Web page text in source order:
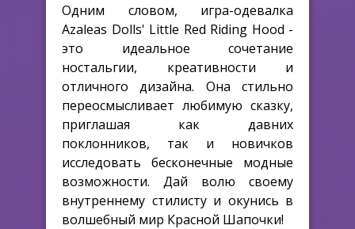
Одним словом, игра-одевалка
Azaleas Dolls' Little Red Riding Hood -
это идеальное сочетание
ностальгии, креативности и
отличного дизайна. Она стильно
переосмысливает любимую сказку,
приглашая как давних
поклонников, так и новичков
исследовать бесконечные модные
возможности. Дай волю своему
внутреннему стилисту и окунись в
волшебный мир Красной Шапочки!